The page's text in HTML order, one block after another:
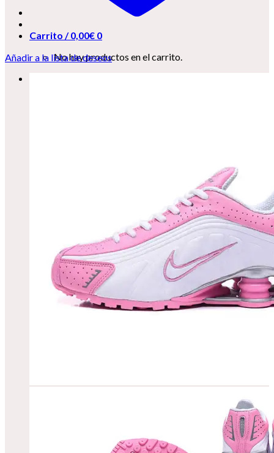
Carrito /0,00€ 0
No hay productos en el carrito.
Añadir a la lista de deseos